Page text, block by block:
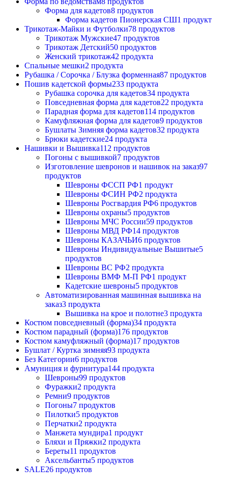
Форма для кадетов8 продуктов
Форма кадетов Пионерская СШ1 продукт
Трикотаж-Майки и Футболки78 продуктов
Трикотаж Мужские47 продуктов
Трикотаж Детский50 продуктов
Женский трикотаж42 продукта
Спальные мешки2 продукта
Рубашка / Сорочка / Блузка форменная87 продуктов
Пошив кадетской формы233 продукта
Рубашка сорочка для кадетов34 продукта
Повседневная форма для кадетов22 продукта
Парадная форма для кадетов114 продуктов
Камуфляжная форма для кадетов9 продуктов
Бушлаты Зимняя форма кадетов32 продукта
Брюки кадетские24 продукта
Нашивки и Вышивка112 продуктов
Погоны с вышивкой7 продуктов
Изготовление шевронов и нашивок на заказ97
продуктов
Шевроны ФССП РФ1 продукт
Шевроны ФСИН РФ2 продукта
Шевроны Росгвардия РФ6 продуктов
Шевроны охраны5 продуктов
Шевроны МЧС России59 продуктов
Шевроны МВД РФ14 продуктов
Шевроны КАЗАЧЬИ6 продуктов
Шевроны Индивидуальные Вышитые5
продуктов
Шевроны ВС РФ2 продукта
Шевроны ВМФ М-П РФ1 продукт
Кадетские шевроны5 продуктов
Автоматизированная машинная вышивка на
заказ3 продукта
Вышивка на крое и полотне3 продукта
Костюм повседневный (форма)34 продукта
Костюм парадный (форма)176 продуктов
Костюм камуфляжный (форма)17 продуктов
Бушлат / Куртка зимняя93 продукта
Без Категории6 продуктов
Амуниция и фурнитура144 продукта
Шевроны99 продуктов
Фуражки2 продукта
Ремни9 продуктов
Погоны7 продуктов
Пилотки5 продуктов
Перчатки2 продукта
Манжета мундира1 продукт
Бляхи и Пряжки2 продукта
Береты11 продуктов
Аксельбанты5 продуктов
SALE26 продуктов